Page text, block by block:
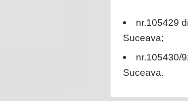
nr.105429
Suceava;
nr.105430/
Suceava.